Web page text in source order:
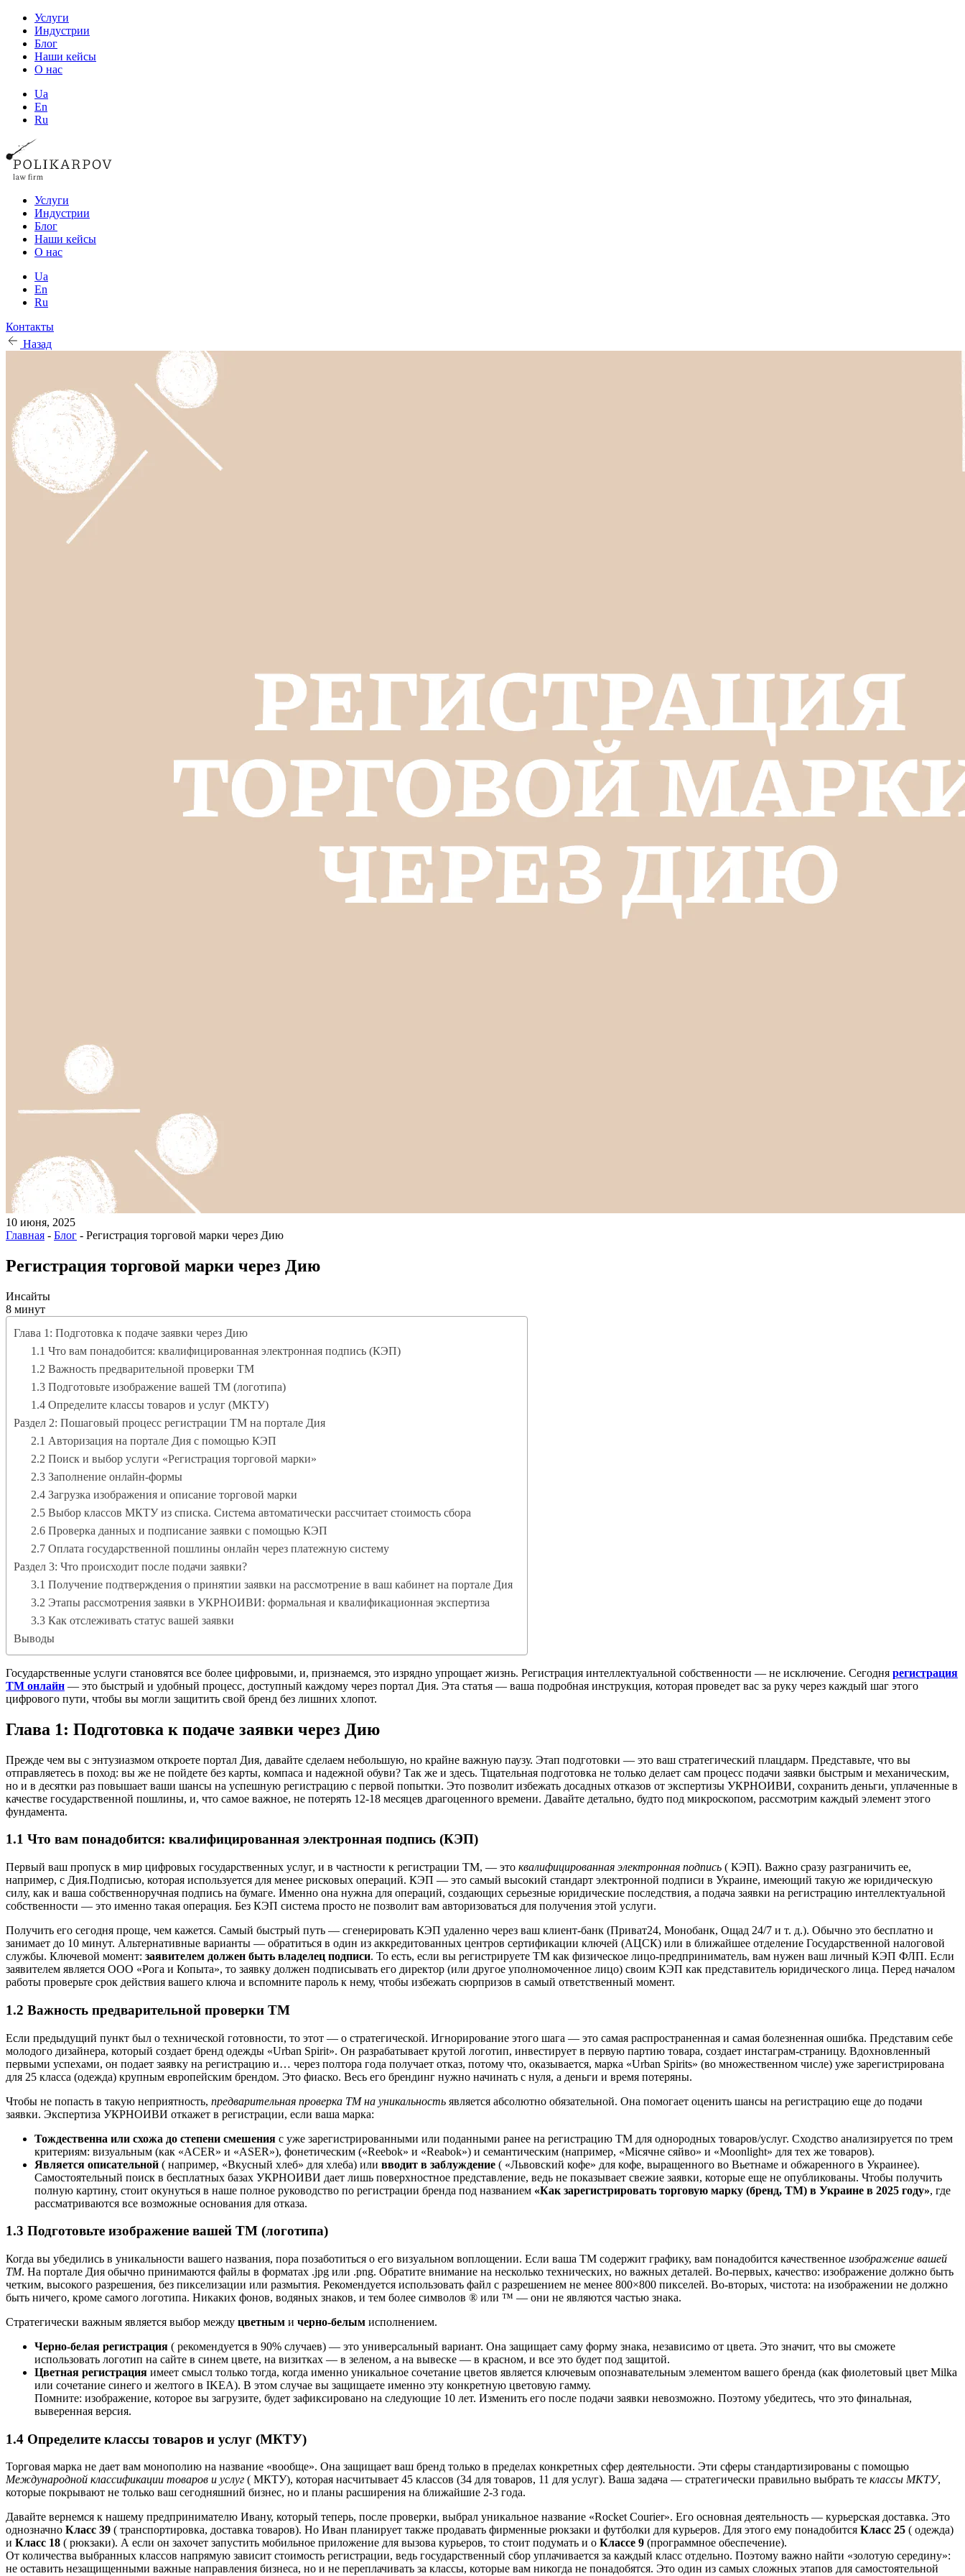
Услуги
Индустрии
Блог
Наши кейсы
О нас
Ua
En
Ru
Услуги
Индустрии
Блог
Наши кейсы
О нас
Ua
En
Ru
Контакты
Назад
10 июня, 2025
Главная - Блог - Регистрация торговой марки через Дию
Регистрация торговой марки через Дию
Инсайты
8 минут
Глава 1: Подготовка к подаче заявки через Дию
1.1 Что вам понадобится: квалифицированная электронная подпись (КЭП)
1.2 Важность предварительной проверки ТМ
1.3 Подготовьте изображение вашей ТМ (логотипа)
1.4 Определите классы товаров и услуг (МКТУ)
Раздел 2: Пошаговый процесс регистрации ТМ на портале Дия
2.1 Авторизация на портале Дия с помощью КЭП
2.2 Поиск и выбор услуги «Регистрация торговой марки»
2.3 Заполнение онлайн-формы
2.4 Загрузка изображения и описание торговой марки
2.5 Выбор классов МКТУ из списка. Система автоматически рассчитает стоимость сбора
2.6 Проверка данных и подписание заявки с помощью КЭП
2.7 Оплата государственной пошлины онлайн через платежную систему
Раздел 3: Что происходит после подачи заявки?
3.1 Получение подтверждения о принятии заявки на рассмотрение в ваш кабинет на портале Дия
3.2 Этапы рассмотрения заявки в УКРНОИВИ: формальная и квалификационная экспертиза
3.3 Как отслеживать статус вашей заявки
Выводы
Государственные услуги становятся все более цифровыми, и, признаемся, это изрядно упрощает жизнь. Регистрация интеллектуальной собственности — не исключение. Сегодня регистрация
ТМ онлайн — это быстрый и удобный процесс, доступный каждому через портал Дия. Эта статья — ваша подробная инструкция, которая проведет вас за руку через каждый шаг этого
цифрового пути, чтобы вы могли защитить свой бренд без лишних хлопот.
Глава 1: Подготовка к подаче заявки через Дию
Прежде чем вы с энтузиазмом откроете портал Дия, давайте сделаем небольшую, но крайне важную паузу. Этап подготовки — это ваш стратегический плацдарм. Представьте, что вы
отправляетесь в поход: вы же не пойдете без карты, компаса и надежной обуви? Так же и здесь. Тщательная подготовка не только делает сам процесс подачи заявки быстрым и механическим,
но и в десятки раз повышает ваши шансы на успешную регистрацию с первой попытки. Это позволит избежать досадных отказов от экспертизы УКРНОИВИ, сохранить деньги, уплаченные в
качестве государственной пошлины, и, что самое важное, не потерять 12-18 месяцев драгоценного времени. Давайте детально, будто под микроскопом, рассмотрим каждый элемент этого
фундамента.
1.1 Что вам понадобится: квалифицированная электронная подпись (КЭП)
Первый ваш пропуск в мир цифровых государственных услуг, и в частности к регистрации ТМ, — это квалифицированная электронная подпись ( КЭП). Важно сразу разграничить ее,
например, с Дия.Подписью, которая используется для менее рисковых операций. КЭП — это самый высокий стандарт электронной подписи в Украине, имеющий такую же юридическую
силу, как и ваша собственноручная подпись на бумаге. Именно она нужна для операций, создающих серьезные юридические последствия, а подача заявки на регистрацию интеллектуальной
собственности — это именно такая операция. Без КЭП система просто не позволит вам авторизоваться для получения этой услуги.
Получить его сегодня проще, чем кажется. Самый быстрый путь — сгенерировать КЭП удаленно через ваш клиент-банк (Приват24, Монобанк, Ощад 24/7 и т. д.). Обычно это бесплатно и
занимает до 10 минут. Альтернативные варианты — обратиться в один из аккредитованных центров сертификации ключей (АЦСК) или в ближайшее отделение Государственной налоговой
службы. Ключевой момент: заявителем должен быть владелец подписи. То есть, если вы регистрируете ТМ как физическое лицо-предприниматель, вам нужен ваш личный КЭП ФЛП. Если
заявителем является ООО «Рога и Копыта», то заявку должен подписывать его директор (или другое уполномоченное лицо) своим КЭП как представитель юридического лица. Перед началом
работы проверьте срок действия вашего ключа и вспомните пароль к нему, чтобы избежать сюрпризов в самый ответственный момент.
1.2 Важность предварительной проверки ТМ
Если предыдущий пункт был о технической готовности, то этот — о стратегической. Игнорирование этого шага — это самая распространенная и самая болезненная ошибка. Представим себе
молодого дизайнера, который создает бренд одежды «Urban Spirit». Он разрабатывает крутой логотип, инвестирует в первую партию товара, создает инстаграм-страницу. Вдохновленный
первыми успехами, он подает заявку на регистрацию и… через полтора года получает отказ, потому что, оказывается, марка «Urban Spirits» (во множественном числе) уже зарегистрирована
для 25 класса (одежда) крупным европейским брендом. Это фиаско. Весь его брендинг нужно начинать с нуля, а деньги и время потеряны.
Чтобы не попасть в такую неприятность, предварительная проверка ТМ на уникальность является абсолютно обязательной. Она помогает оценить шансы на регистрацию еще до подачи
заявки. Экспертиза УКРНОИВИ откажет в регистрации, если ваша марка:
Тождественна или схожа до степени смешения с уже зарегистрированными или поданными ранее на регистрацию ТМ для однородных товаров/услуг. Сходство анализируется по трем
критериям: визуальным (как «ACER» и «ASER»), фонетическим («Reebok» и «Reabok») и семантическим (например, «Місячне сяйво» и «Moonlight» для тех же товаров).
Является описательной ( например, «Вкусный хлеб» для хлеба) или вводит в заблуждение ( «Львовский кофе» для кофе, выращенного во Вьетнаме и обжаренного в Украинее).
Самостоятельный поиск в бесплатных базах УКРНОИВИ дает лишь поверхностное представление, ведь не показывает свежие заявки, которые еще не опубликованы. Чтобы получить
полную картину, стоит окунуться в наше полное руководство по регистрации бренда под названием «Как зарегистрировать торговую марку (бренд, ТМ) в Украине в 2025 году», где
рассматриваются все возможные основания для отказа.
1.3 Подготовьте изображение вашей ТМ (логотипа)
Когда вы убедились в уникальности вашего названия, пора позаботиться о его визуальном воплощении. Если ваша ТМ содержит графику, вам понадобится качественное изображение вашей
ТМ. На портале Дия обычно принимаются файлы в форматах .jpg или .png. Обратите внимание на несколько технических, но важных деталей. Во-первых, качество: изображение должно быть
четким, высокого разрешения, без пикселизации или размытия. Рекомендуется использовать файл с разрешением не менее 800×800 пикселей. Во-вторых, чистота: на изображении не должно
быть ничего, кроме самого логотипа. Никаких фонов, водяных знаков, и тем более символов ® или ™ — они не являются частью знака.
Стратегически важным является выбор между цветным и черно-белым исполнением.
Черно-белая регистрация ( рекомендуется в 90% случаев) — это универсальный вариант. Она защищает саму форму знака, независимо от цвета. Это значит, что вы сможете
использовать логотип на сайте в синем цвете, на визитках — в зеленом, а на вывеске — в красном, и все это будет под защитой.
Цветная регистрация имеет смысл только тогда, когда именно уникальное сочетание цветов является ключевым опознавательным элементом вашего бренда (как фиолетовый цвет Milka
или сочетание синего и желтого в IKEA). В этом случае вы защищаете именно эту конкретную цветовую гамму.
Помните: изображение, которое вы загрузите, будет зафиксировано на следующие 10 лет. Изменить его после подачи заявки невозможно. Поэтому убедитесь, что это финальная,
выверенная версия.
1.4 Определите классы товаров и услуг (МКТУ)
Торговая марка не дает вам монополию на название «вообще». Она защищает ваш бренд только в пределах конкретных сфер деятельности. Эти сферы стандартизированы с помощью
Международной классификации товаров и услуг ( МКТУ), которая насчитывает 45 классов (34 для товаров, 11 для услуг). Ваша задача — стратегически правильно выбрать те классы МКТУ,
которые покрывают не только ваш сегодняшний бизнес, но и планы расширения на ближайшие 2-3 года.
Давайте вернемся к нашему предпринимателю Ивану, который теперь, после проверки, выбрал уникальное название «Rocket Courier». Его основная деятельность — курьерская доставка. Это
однозначно Класс 39 ( транспортировка, доставка товаров). Но Иван планирует также продавать фирменные рюкзаки и футболки для курьеров. Для этого ему понадобится Класс 25 ( одежда)
и Класс 18 ( рюкзаки). А если он захочет запустить мобильное приложение для вызова курьеров, то стоит подумать и о Классе 9 (программное обеспечение).
От количества выбранных классов напрямую зависит стоимость регистрации, ведь государственный сбор уплачивается за каждый класс отдельно. Поэтому важно найти «золотую середину»:
не оставить незащищенными важные направления бизнеса, но и не переплачивать за классы, которые вам никогда не понадобятся. Это один из самых сложных этапов для самостоятельной